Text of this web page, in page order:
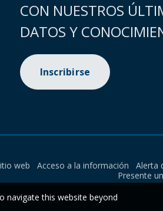
CON NUESTROS
DATOS Y
Inscribirse
web Acceso a la información
Alerta
Presente
navigate this website beyond